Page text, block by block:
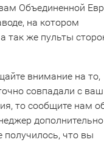
Объединенной
на котором
так же пульты
внимание на то,
совпадали с
то сообщите нам
дополнительно
получилось, что вы